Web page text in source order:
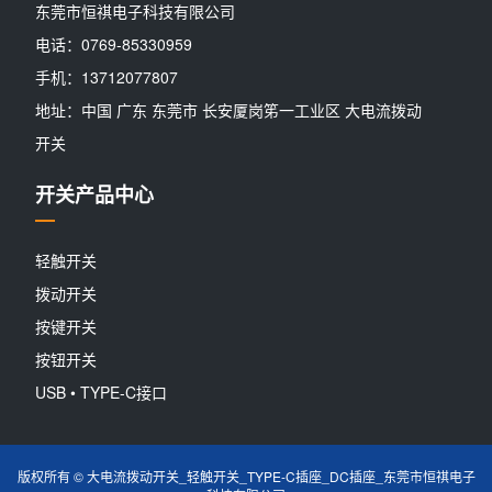
东莞市恒祺电子科技有限公司
电话：0769-85330959
手机：13712077807
地址：中国 广东 东莞市 长安厦岗笫一工业区 大电流拨动
开关
开关产品中心
轻触开关
拨动开关
按键开关
按钮开关
USB • TYPE-C接口
版权所有 © 大电流拨动开关_轻触开关_TYPE-C插座_DC插座_东莞市恒祺电子